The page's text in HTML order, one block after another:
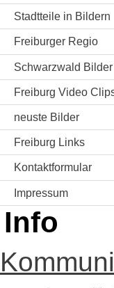
Stadtteile in Bildern
Freiburger Regio
Schwarzwald Bilder
Freiburg Video
neuste Bilder
Freiburg Links
Kontaktformular
Impressum
Info